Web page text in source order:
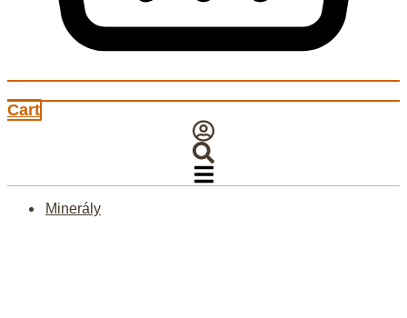
Cart
Minerály